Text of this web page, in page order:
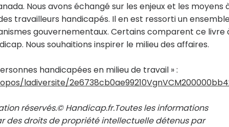
Nous avons échangé sur les enjeux et les moyens
travailleurs handicapés. Il en est ressorti un
gouvernementaux. Certains comparent ce livre
Nous souhaitions inspirer le milieu des affaires.
handicapées en milieu de travail » :
ladiversite/
réservés.© Handicap.fr.Toutes les informations
des droits de propriété intellectuelle détenus par